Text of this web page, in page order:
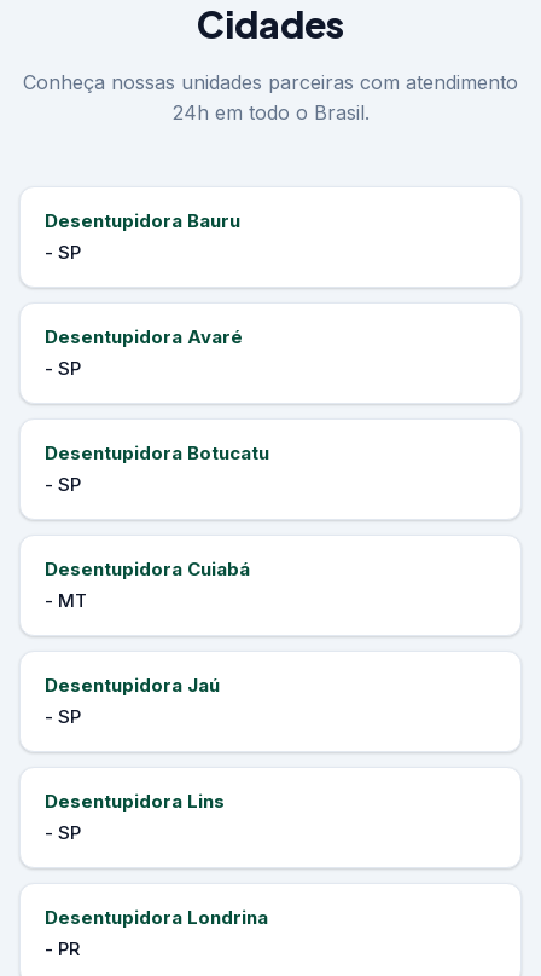
Cidades
Conheça nossas unidades parceiras com atendimento
24h em todo o Brasil.
Desentupidora Bauru
- SP
Desentupidora Avaré
- SP
Desentupidora Botucatu
- SP
Desentupidora Cuiabá
- MT
Desentupidora Jaú
- SP
Desentupidora Lins
- SP
Desentupidora Londrina
- PR